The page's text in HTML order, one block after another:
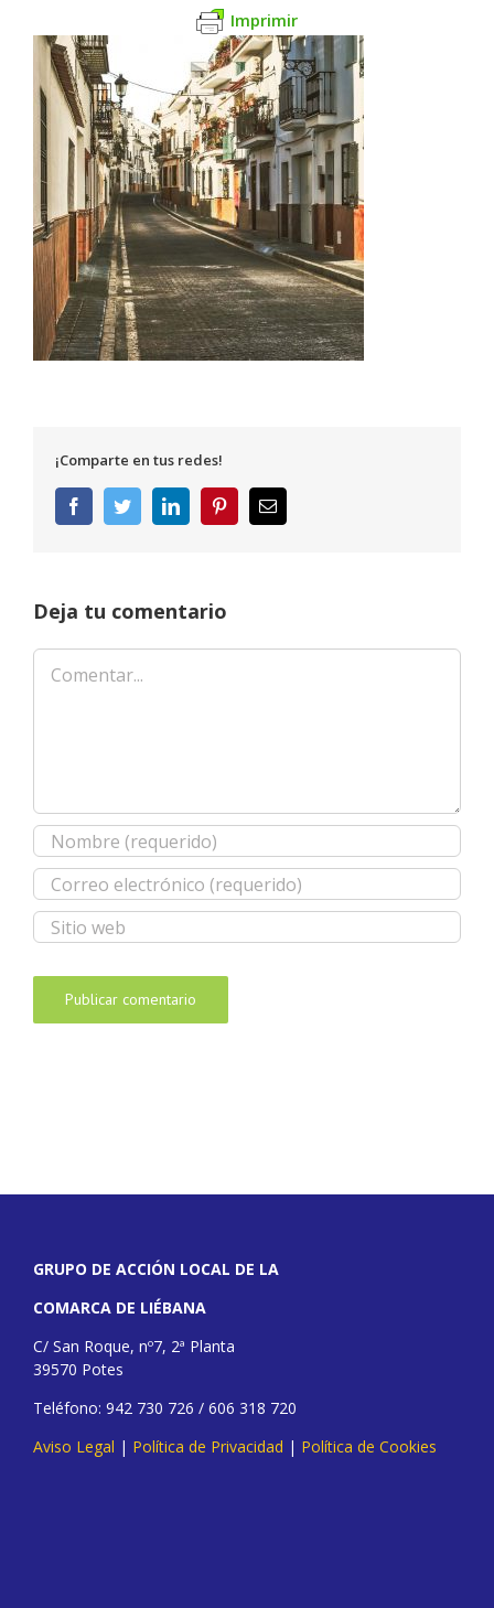
Imprimir
¡Comparte en tus redes!
FacebookTwitterLinkedInPinterestCorreo
electrónico
Deja tu comentario
Comentar
GRUPO DE ACCIÓN LOCAL DE LA
COMARCA DE LIÉBANA
C/ San Roque, nº7, 2ª Planta
39570 Potes
Teléfono: 942 730 726 / 606 318 720
Aviso Legal | Política de Privacidad | Política de Cookies